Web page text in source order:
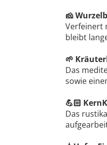
🧀
Verfeinert
bleibt
🌱
Das
sowie
💪🏻
Das